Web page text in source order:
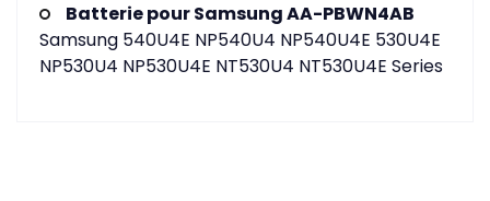
Batterie pour Samsung AA-PBWN4AB
Samsung 540U4E NP540U4 NP540U4E 530U4E
NP530U4 NP530U4E NT530U4 NT530U4E Series